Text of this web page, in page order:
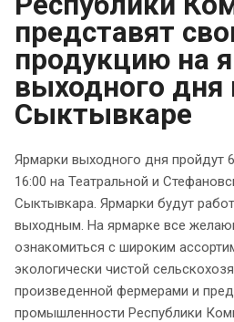
представят
продукцию на
выходного дня
Сыктывкаре
Ярмарки выходного дня пройдут
16:00 на Театральной и
Сыктывкара. Ярмарки будут
выходным. На ярмарке все
ознакомиться с широким
экологически чистой
произведенной фермерами и
промышленности Республики